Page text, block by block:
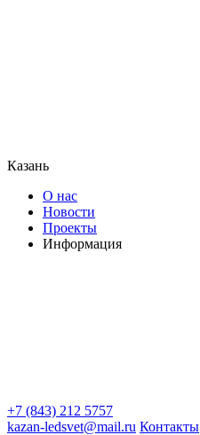
Казань
О нас
Новости
Проекты
Информация
+7 (843) 212 5757
kazan-ledsvet@mail.ru Контакты